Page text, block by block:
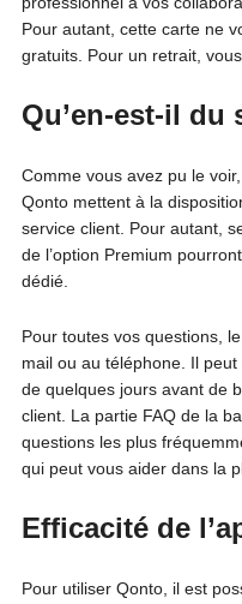
Pour autant, cette carte ne
gratuits. Pour un retrait,
Qu’en-est-il du
Comme vous avez pu le
Qonto mettent à la
service client. Pour autant,
de l’option Premium
dédié.
Pour toutes vos questions,
mail ou au téléphone. Il
de quelques jours avant de
client. La partie FAQ de la
questions les plus
qui peut vous aider dans la
Efficacité de
Pour utiliser Qonto, il est